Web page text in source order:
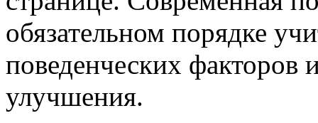
обязательном порядке
поведенческих факторов
улучшения.